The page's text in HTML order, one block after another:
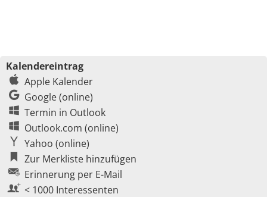
Kalendereintrag
Apple Kalender
Google (online)
Termin in Outlook
Outlook.com (online)
Yahoo (online)
Zur Merkliste hinzufügen
Erinnerung per E-Mail
< 1000 Interessenten